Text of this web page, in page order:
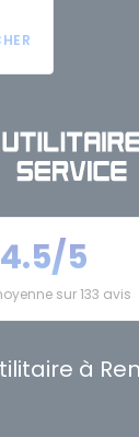
4.5/5
sur 133 avis
à